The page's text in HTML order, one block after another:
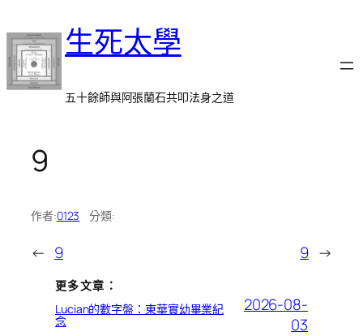
至
主
要
內
生死太學
五十餘師與阿張蘭石共叩法身之道
9
作者:0123 分類:
← 9 9 →
更多文章：
Lucian的數字盤：東華實幼畢業紀
念
2026-08-
03